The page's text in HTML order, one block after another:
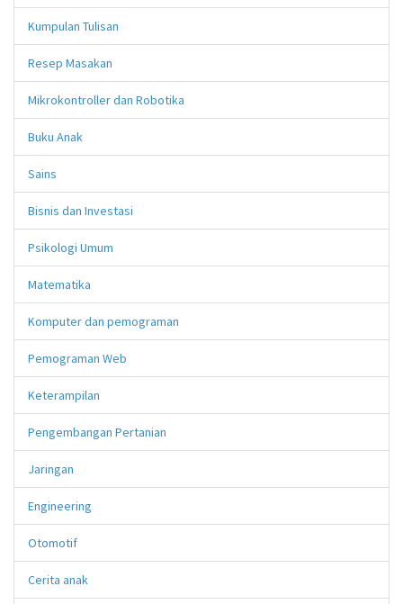
Kumpulan Tulisan
Resep Masakan
Mikrokontroller dan Robotika
Buku Anak
Sains
Bisnis dan Investasi
Psikologi Umum
Matematika
Komputer dan pemograman
Pemograman Web
Keterampilan
Pengembangan Pertanian
Jaringan
Engineering
Otomotif
Cerita anak